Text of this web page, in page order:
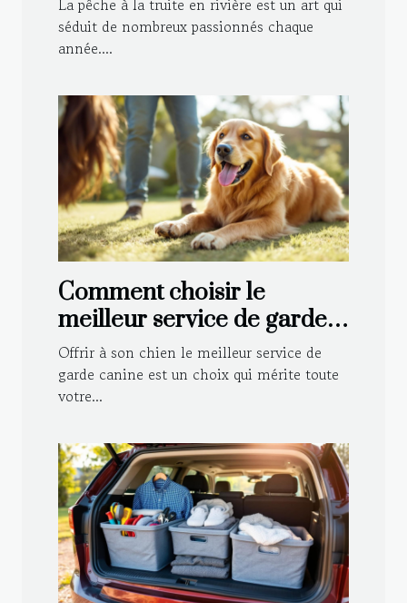
La pêche à la truite en rivière est un art qui
séduit de nombreux passionnés chaque
année....
Comment choisir le
meilleur service de garde
canine pour votre
compagnon ?
Offrir à son chien le meilleur service de
garde canine est un choix qui mérite toute
votre...